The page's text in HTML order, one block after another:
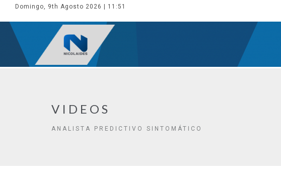
Domingo, 9th Agosto 2026 | 11:51
VIDEOS
ANALISTA PREDICTIVO SINTOMÁTICO